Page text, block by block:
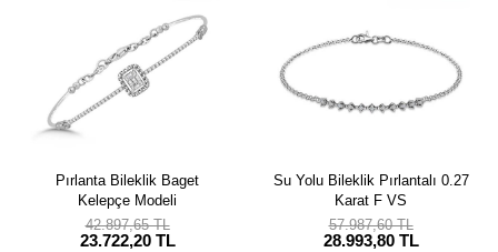
Pırlanta Bileklik Baget
Kelepçe Modeli
23.722,20 TL
42.897,65 TL
Su Yolu Bileklik Pırlantalı 0.27
Karat F VS
28.993,80 TL
57.987,60 TL